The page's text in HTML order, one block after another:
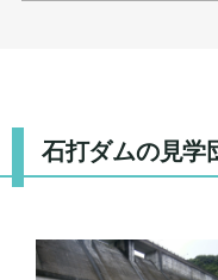
石打ダムの見学